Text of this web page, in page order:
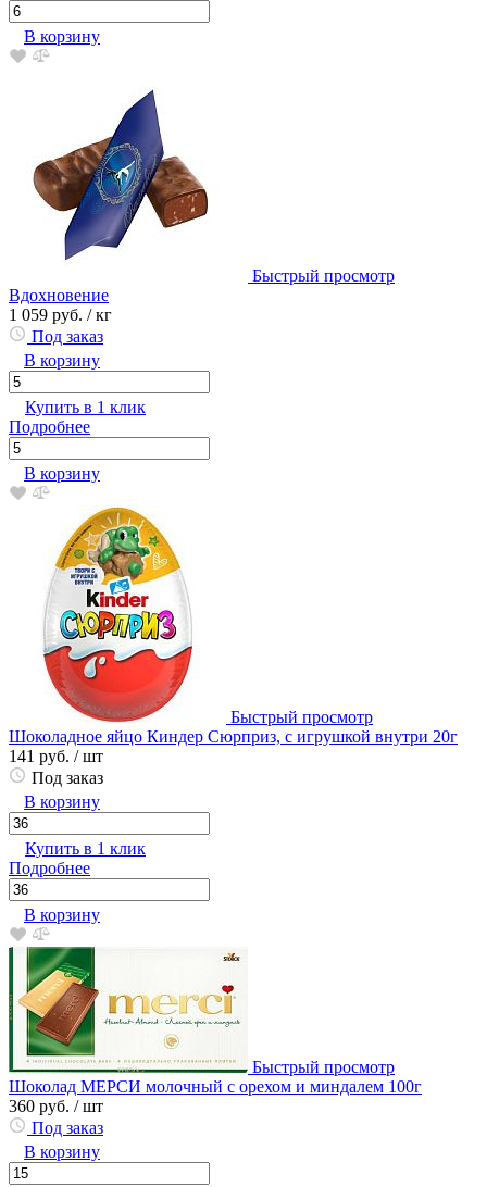
В корзину
Быстрый просмотр
Вдохновение
1 059 руб. / кг
Под заказ
В корзину
Купить в 1 клик
Подробнее
В корзину
Быстрый просмотр
Шоколадное яйцо Киндер Сюрприз, с игрушкой внутри 20г
141 руб. / шт
Под заказ
В корзину
Купить в 1 клик
Подробнее
В корзину
Быстрый просмотр
Шоколад МЕРСИ молочный с орехом и миндалем 100г
360 руб. / шт
Под заказ
В корзину